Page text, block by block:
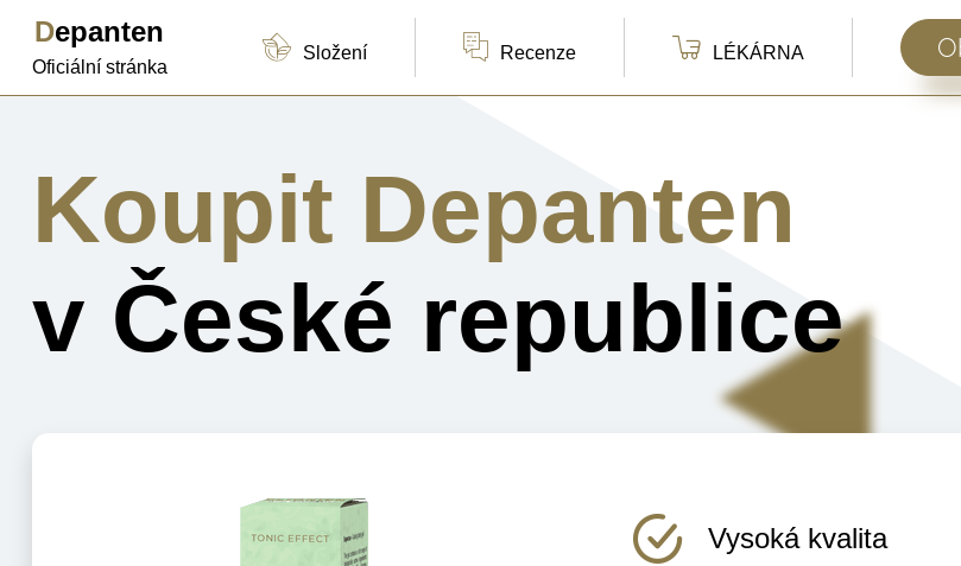
Depanten
Oficiální stránka
Složení Recenze LÉKÁRNA
Koupit Depanten
v České republice
Vysoká kvalita